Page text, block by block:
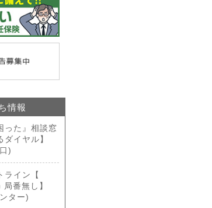
情報
った』相談窓
ダイヤル】
)
ライン【
番無し】
ター)